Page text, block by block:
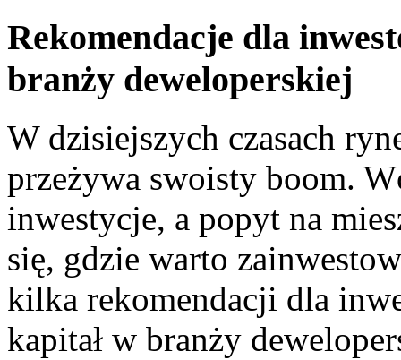
Rekomendacje⁤ dla⁣
branży deweloperskiej
W dzisiejszych czasach
przeżywa swoisty ​boom.
inwestycje, a⁣ popyt na
się,‌ gdzie warto
kilka rekomendacji dla
kapitał⁢ w branży